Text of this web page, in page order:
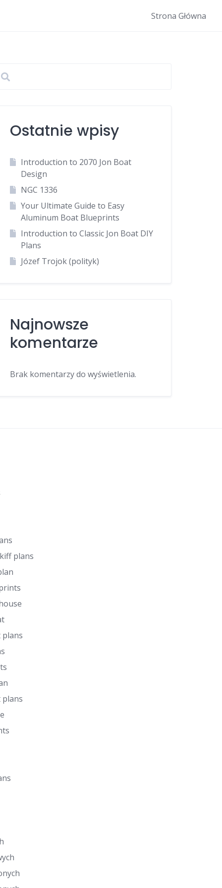
Strona Główna
Ostatnie wpisy
Introduction to 2070 Jon Boat
Design
NGC 1336
Your Ultimate Guide to Easy
Aluminum Boat Blueprints
Introduction to Classic Jon Boat DIY
Plans
Józef Trojok (polityk)
Najnowsze
komentarze
Brak komentarzy do wyświetlenia.
plans